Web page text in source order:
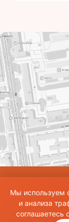
ссылки на источник.
авторам.Общие правила
Мы используем
и анализа
соглашаетесь